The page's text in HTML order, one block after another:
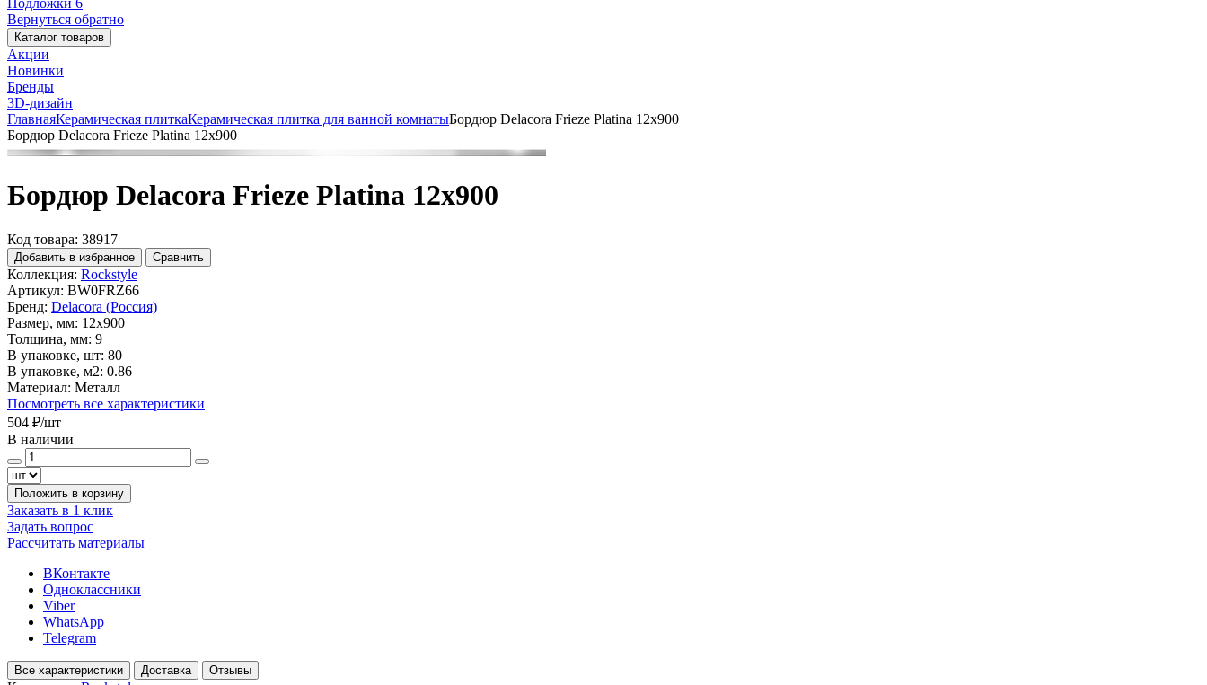
Подложки 6
Вернуться обратно
Каталог товаров
Акции
Новинки
Бренды
3D-дизайн
ГлавнаяКерамическая плиткаКерамическая плитка для ванной комнатыБордюр Delacora Frieze Platina 12x900
Бордюр Delacora Frieze Platina 12x900
Бордюр Delacora Frieze Platina 12x900
Код товара: 38917
Добавить в избранное Сравнить
Коллекция: Rockstyle
Артикул: BW0FRZ66
Бренд: Delacora (Россия)
Размер, мм: 12x900
Толщина, мм: 9
В упаковке, шт: 80
В упаковке, м2: 0.86
Материал: Металл
Посмотреть все характеристики
504 ₽/шт
В наличии
Положить в корзину
Заказать в 1 клик
Задать вопрос
Рассчитать материалы
ВКонтакте
Одноклассники
Viber
WhatsApp
Telegram
Все характеристики Доставка Отзывы